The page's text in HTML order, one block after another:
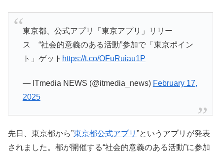
東京都、公式アプリ「東京アプリ」リリー
ス “社会的意義のある活動”参加で「東京ポイン
ト」ゲット https://t.co/OFuRuiau1P
— ITmedia NEWS (@itmedia_news) February 17,
2025
先日、東京都から”東京都公式アプリ ”というアプリが発表
されました。都が開催する“社会的意義のある活動”に参加